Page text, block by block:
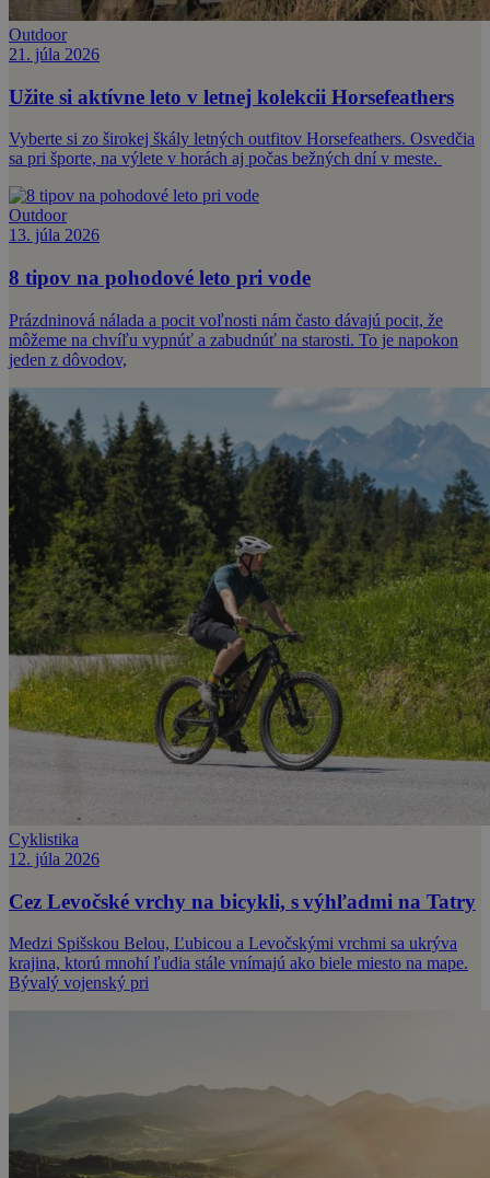
Outdoor
21. júla 2026
Užite si aktívne leto v letnej kolekcii Horsefeathers
Vyberte si zo širokej škály letných outfitov Horsefeathers. Osvedčia
sa pri športe, na výlete v horách aj počas bežných dní v meste.
Outdoor
13. júla 2026
8 tipov na pohodové leto pri vode
Prázdninová nálada a pocit voľnosti nám často dávajú pocit, že
môžeme na chvíľu vypnúť a zabudnúť na starosti. To je napokon
jeden z dôvodov,
Cyklistika
12. júla 2026
Cez Levočské vrchy na bicykli, s výhľadmi na Tatry
Medzi Spišskou Belou, Ľubicou a Levočskými vrchmi sa ukrýva
krajina, ktorú mnohí ľudia stále vnímajú ako biele miesto na mape.
Bývalý vojenský pri